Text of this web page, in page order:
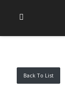
Back To List